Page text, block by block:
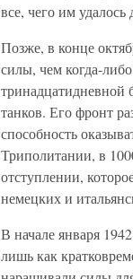
все, чего им удалось
Позже, в конце
силы, чем когда-
тринадцатидневной
танков. Его фронт
способность
Триполитании, в
отступлении,
немецких и
В начале января
лишь как